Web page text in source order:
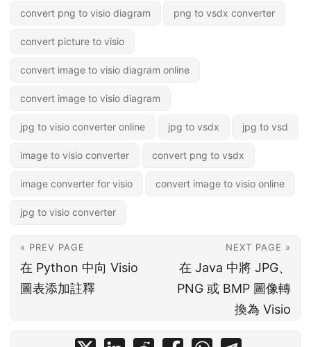
convert png to visio diagram png to vsdx converter
convert picture to visio
convert image to visio diagram online
convert image to visio diagram
jpg to visio converter online jpg to vsdx jpg to vsd
image to visio converter convert png to vsdx
image converter for visio convert image to visio online
jpg to visio converter
« PREV PAGE
在 Python 中向 Visio
圖表添加註釋
NEXT PAGE »
在 Java 中將 JPG、
PNG 或 BMP 圖像轉
換為 Visio